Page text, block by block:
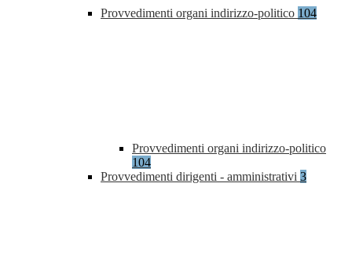
Provvedimenti organi indirizzo-politico 104
Provvedimenti organi indirizzo-politico
104
Provvedimenti dirigenti - amministrativi 3